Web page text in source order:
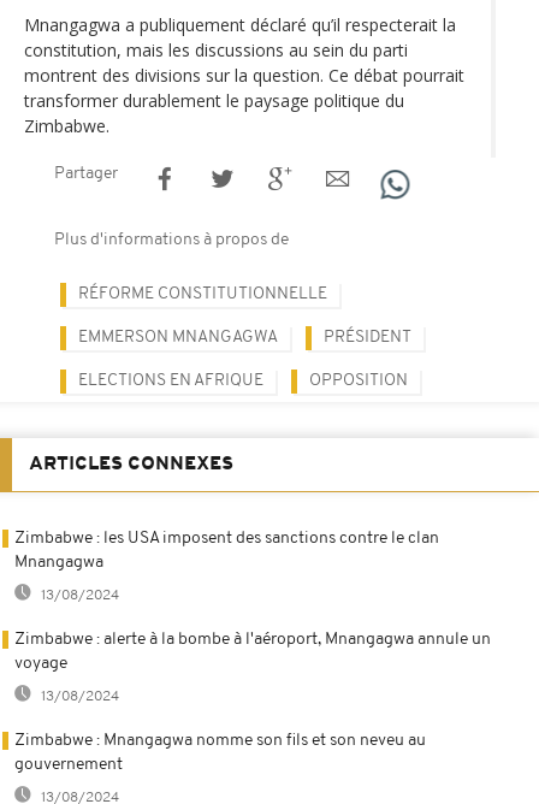
Mnangagwa a publiquement déclaré qu’il respecterait la
constitution, mais les discussions au sein du parti
montrent des divisions sur la question. Ce débat pourrait
transformer durablement le paysage politique du
Zimbabwe.
Partager
Plus d'informations à propos de
RÉFORME CONSTITUTIONNELLE
EMMERSON MNANGAGWA PRÉSIDENT
ELECTIONS EN AFRIQUE OPPOSITION
ARTICLES CONNEXES
Zimbabwe : les USA imposent des sanctions contre le clan
Mnangagwa
13/08/2024
Zimbabwe : alerte à la bombe à l'aéroport, Mnangagwa annule un
voyage
13/08/2024
Zimbabwe : Mnangagwa nomme son fils et son neveu au
gouvernement
13/08/2024